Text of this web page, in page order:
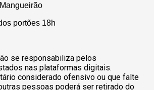
portões 18h
se responsabiliza pelos
nas plataformas digitais.
considerado ofensivo ou que falte
pessoas poderá ser retirado do